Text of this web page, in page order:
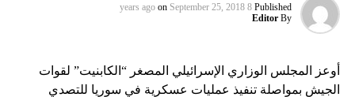
Published
8 years ago
on September 25, 2018
By
Editor
أوعز المجلس الوزاري الإسرائيلي المصغر “الكابنيت” لقوات
الجيش بمواصلة تنفيذ عمليات عسكرية في سوريا للتصدي